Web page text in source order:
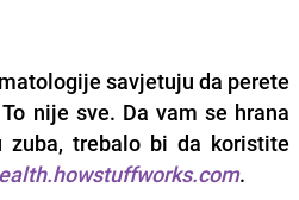
savjetuju da perete
To nije sve. Da vam se hrana
trebalo bi da koristite
.